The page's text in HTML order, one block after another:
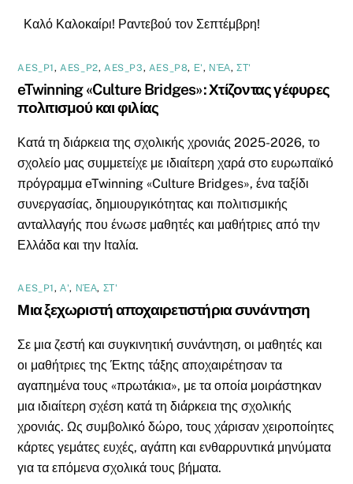
Καλό Καλοκαίρι! Ραντεβού τον Σεπτέμβρη!
AES_P1,AES_P2,AES_P3, AES_P8, Ε', ΝΈΑ,ΣΤ'
eTwinning «Culture Bridges»: Χτίζοντας γέφυρες
πολιτισμού και φιλίας
Κατά τη διάρκεια της σχολικής χρονιάς 2025-2026, το
σχολείο μας συμμετείχε με ιδιαίτερη χαρά στο ευρωπαϊκό
πρόγραμμα eTwinning «Culture Bridges», ένα ταξίδι
συνεργασίας, δημιουργικότητας και πολιτισμικής
ανταλλαγής που ένωσε μαθητές και μαθήτριες από την
Ελλάδα και την Ιταλία.
AES_P1,Α', ΝΈΑ, ΣΤ'
Μια ξεχωριστή αποχαιρετιστήρια συνάντηση
Σε μια ζεστή και συγκινητική συνάντηση, οι μαθητές και
οι μαθήτριες της Έκτης τάξης αποχαιρέτησαν τα
αγαπημένα τους «πρωτάκια», με τα οποία μοιράστηκαν
μια ιδιαίτερη σχέση κατά τη διάρκεια της σχολικής
χρονιάς. Ως συμβολικό δώρο, τους χάρισαν χειροποίητες
κάρτες γεμάτες ευχές, αγάπη και ενθαρρυντικά μηνύματα
για τα επόμενα σχολικά τους βήματα.